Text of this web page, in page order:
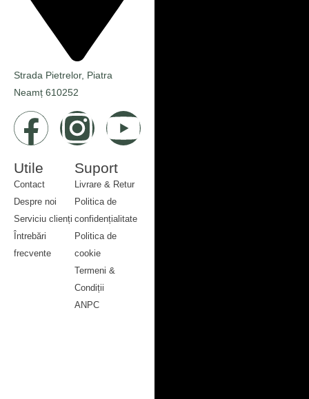
Strada Pietrelor, Piatra
Neamț 610252
Utile
Contact
Despre noi
Serviciu clienți
Întrebări
frecvente
Suport
Livrare & Retur
Politica de
confidențialitate
Politica de
cookie
Termeni &
Condiții
ANPC